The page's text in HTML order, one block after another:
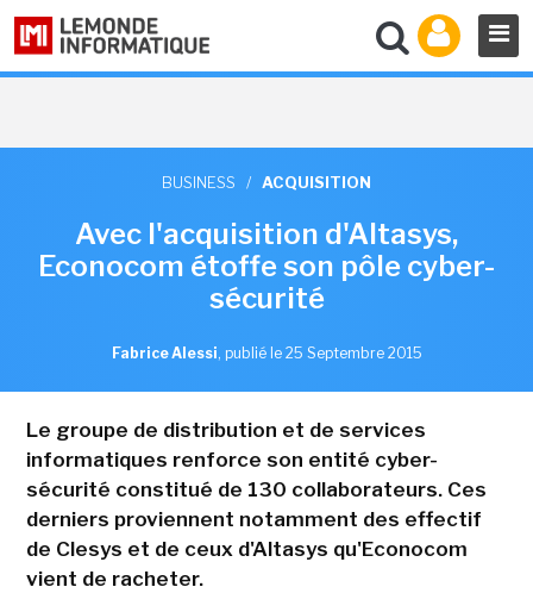
BUSINESS / ACQUISITION
Avec l'acquisition d'Altasys,
Econocom étoffe son pôle cyber-
sécurité
Fabrice Alessi, publié le 25 Septembre 2015
Le groupe de distribution et de services
informatiques renforce son entité cyber-
sécurité constitué de 130 collaborateurs. Ces
derniers proviennent notamment des effectif
de Clesys et de ceux d'Altasys qu'Econocom
vient de racheter.